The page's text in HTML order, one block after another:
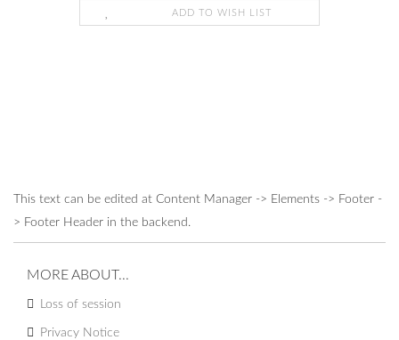
ADD TO WISH LIST
This text can be edited at Content Manager -> Elements -> Footer -
> Footer Header in the backend.
MORE ABOUT...
Loss of session
Privacy Notice